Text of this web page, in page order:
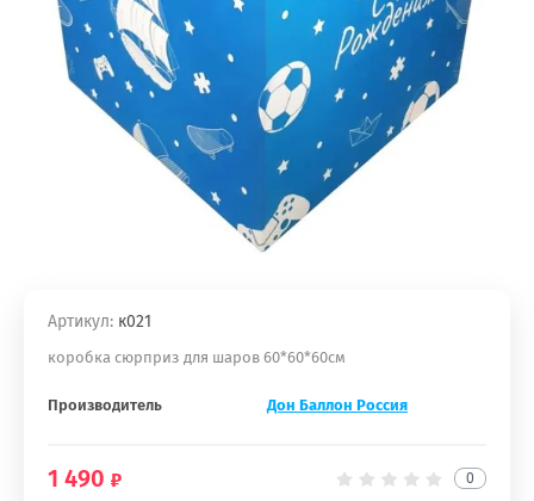
Артикул: к021
коробка сюрприз для шаров 60*60*60см
Производитель Дон Баллон Россия
1 490 0